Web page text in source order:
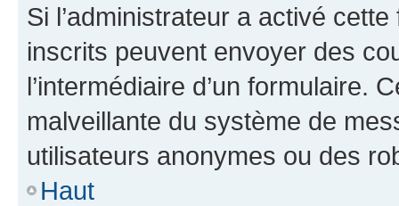
Si l’administrateur a activé
inscrits peuvent envoyer des
l’intermédiaire d’un formulaire.
malveillante du système de
utilisateurs anonymes ou des
Haut